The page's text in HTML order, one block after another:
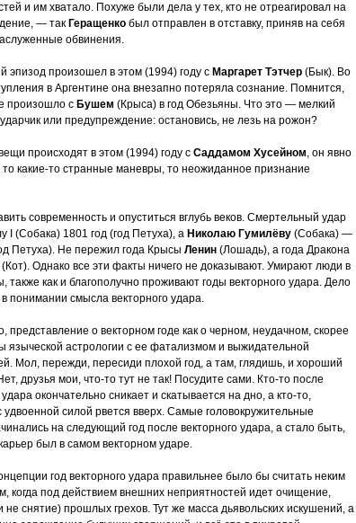
и им хватало. Похуже были дела у тех, кто не отреагировал на
— так Геращенко был отправлен в отставку, приняв на себя
обвинения.
эпизод произошел в этом (1994) году с Маргарет Тэтчер (Бык). Во
в Аргентине она внезапно потеряла сознание. Помнится,
произошло с Бушем (Крыса) в год Обезьяны. Что это — мелкий
или предупреждение: остановись, не лезь на рожон?
происходят в этом (1994) году с Саддамом Хусейном, он явно
то какие-то странные маневры, то неожиданное признание
современность и опуститься вглубь веков. Смертельный удар
I (Собака) 1801 год (год Петуха), а Николаю Гумилёву (Собака) —
Петуха). Не пережил года Крысы Ленин (Лошадь), а года Дракона
(Кот). Однако все эти факты ничего не доказывают. Умирают люди в
также как и благополучно проживают годы векторного удара. Дело
понимании смысла векторного удара.
представление о векторном годе как о черном, неудачном, скорее
языческой астрологии с ее фатализмом и выжидательной
Мол, пережди, пересиди плохой год, а там, глядишь, и хороший
друзья мои, что-то тут не так! Посудите сами. Кто-то после
удара окончательно сникает и скатывается на дно, а кто-то,
удвоенной силой рвется вверх. Самые головокружительные
на следующий год после векторного удара, а стало быть,
был в самом векторном ударе.
год векторного удара правильнее было бы считать неким
когда под действием внешних неприятностей идет очищение,
не снятие) прошлых грехов. Тут же масса дьявольских искушений, а